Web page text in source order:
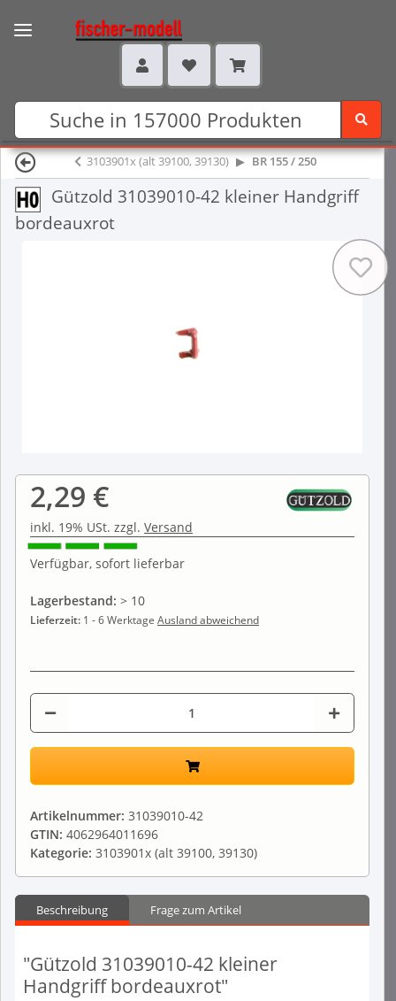
3103901x (alt 39100, 39130) BR 155 / 250
Gützold 31039010-42 kleiner Handgriff
bordeauxrot
2,29 €
inkl. 19% USt. zzgl. Versand
Verfügbar, sofort lieferbar
Lagerbestand: > 10
Lieferzeit: 1 - 6 Werktage Ausland abweichend
Artikelnummer: 31039010-42
GTIN: 4062964011696
Kategorie: 3103901x (alt 39100, 39130)
Beschreibung Frage zum Artikel
"Gützold 31039010-42 kleiner
Handgriff bordeauxrot"